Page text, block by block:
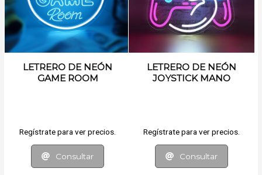
LETRERO DE NEÓN
GAME ROOM
Regístrate para ver precios.
Consultar
LETRERO DE NEÓN
JOYSTICK MANO
Regístrate para ver precios.
Consultar